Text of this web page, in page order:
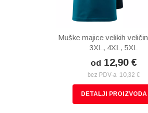
Muške majice velikih
3XL, 4XL, 5XL
od 12,90 €
bez PDV-a 10,32 €
DETALJI PROIZVODA